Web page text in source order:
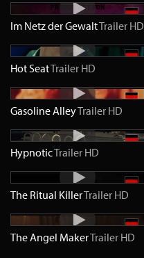
Im Netz der GewaltTrailer HD
Hot SeatTrailer HD
Gasoline AlleyTrailer HD
HypnoticTrailer HD
The Ritual KillerTrailer HD
The Angel MakerTrailer HD